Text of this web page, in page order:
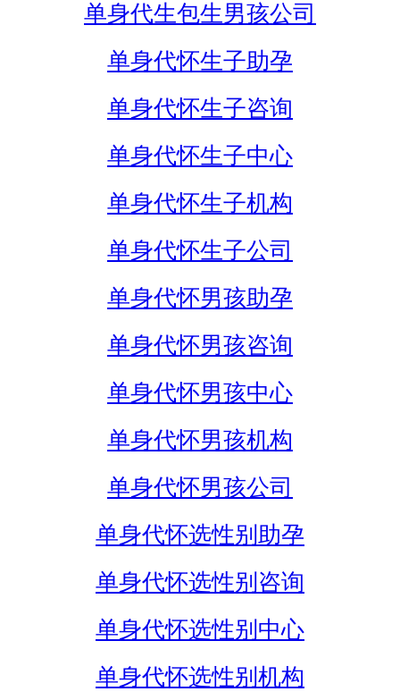
单身代生包生男孩公司
单身代怀生子助孕
单身代怀生子咨询
单身代怀生子中心
单身代怀生子机构
单身代怀生子公司
单身代怀男孩助孕
单身代怀男孩咨询
单身代怀男孩中心
单身代怀男孩机构
单身代怀男孩公司
单身代怀选性别助孕
单身代怀选性别咨询
单身代怀选性别中心
单身代怀选性别机构